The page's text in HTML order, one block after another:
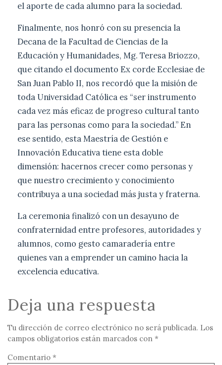
el aporte de cada alumno para la sociedad.
Finalmente, nos honró con su presencia la
Decana de la Facultad de Ciencias de la
Educación y Humanidades, Mg. Teresa Briozzo,
que citando el documento Ex corde Ecclesiae de
San Juan Pablo II, nos recordó que la misión de
toda Universidad Católica es “ser instrumento
cada vez más eficaz de progreso cultural tanto
para las personas como para la sociedad.” En
ese sentido, esta Maestría de Gestión e
Innovación Educativa tiene esta doble
dimensión: hacernos crecer como personas y
que nuestro crecimiento y conocimiento
contribuya a una sociedad más justa y fraterna.
La ceremonia finalizó con un desayuno de
confraternidad entre profesores, autoridades y
alumnos, como gesto camaradería entre
quienes van a emprender un camino hacia la
excelencia educativa.
Deja una respuesta
Tu dirección de correo electrónico no será publicada. Los
campos obligatorios están marcados con *
Comentario *